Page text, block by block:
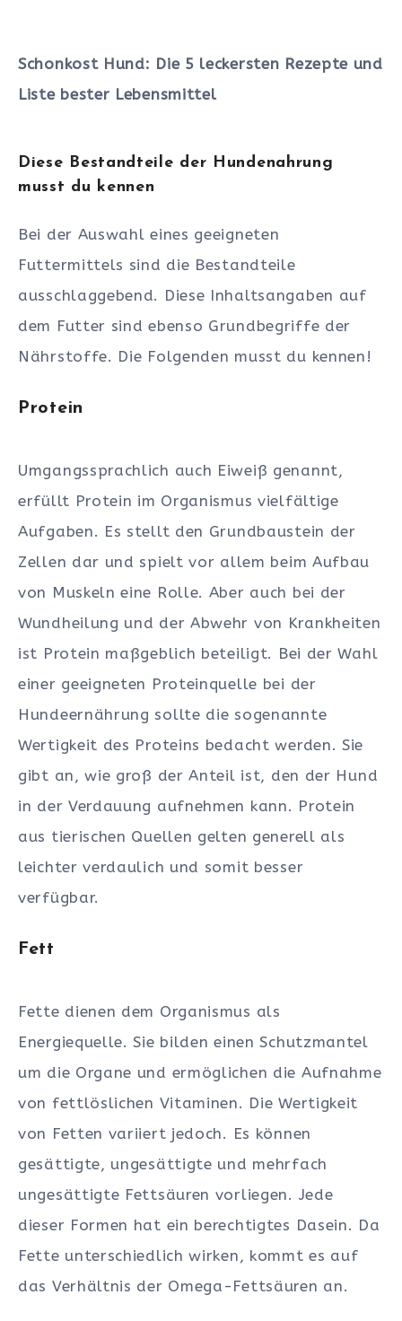
Schonkost Hund: Die 5 leckersten Rezepte und
Liste bester Lebensmittel
Diese Bestandteile der Hundenahrung
musst du kennen
Bei der Auswahl eines geeigneten
Futtermittels sind die Bestandteile
ausschlaggebend. Diese Inhaltsangaben auf
dem Futter sind ebenso Grundbegriffe der
Nährstoffe. Die Folgenden musst du kennen!
Protein
Umgangssprachlich auch Eiweiß genannt,
erfüllt Protein im Organismus vielfältige
Aufgaben. Es stellt den Grundbaustein der
Zellen dar und spielt vor allem beim Aufbau
von Muskeln eine Rolle. Aber auch bei der
Wundheilung und der Abwehr von Krankheiten
ist Protein maßgeblich beteiligt. Bei der Wahl
einer geeigneten Proteinquelle bei der
Hundeernährung sollte die sogenannte
Wertigkeit des Proteins bedacht werden. Sie
gibt an, wie groß der Anteil ist, den der Hund
in der Verdauung aufnehmen kann. Protein
aus tierischen Quellen gelten generell als
leichter verdaulich und somit besser
verfügbar.
Fett
Fette dienen dem Organismus als
Energiequelle. Sie bilden einen Schutzmantel
um die Organe und ermöglichen die Aufnahme
von fettlöslichen Vitaminen. Die Wertigkeit
von Fetten variiert jedoch. Es können
gesättigte, ungesättigte und mehrfach
ungesättigte Fettsäuren vorliegen. Jede
dieser Formen hat ein berechtigtes Dasein. Da
Fette unterschiedlich wirken, kommt es auf
das Verhältnis der Omega-Fettsäuren an.